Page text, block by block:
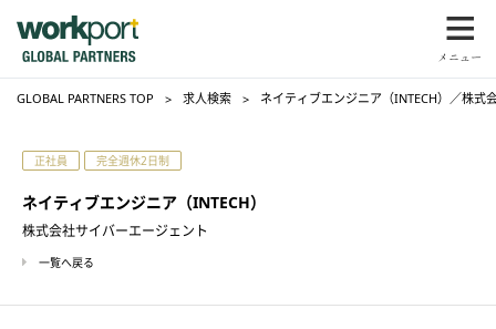
GLOBAL PARTNERS TOP 求人検索 ネイティブエンジニア（INTECH）／株式
正社員 完全週休2日制
ネイティブエンジニア（INTECH）
株式会社サイバーエージェント
一覧へ戻る